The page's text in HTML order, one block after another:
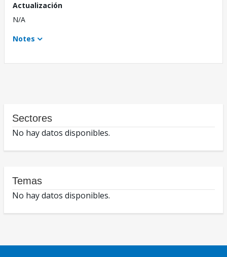
Actualización
N/A
Notes
Sectores
No hay datos disponibles.
Temas
No hay datos disponibles.